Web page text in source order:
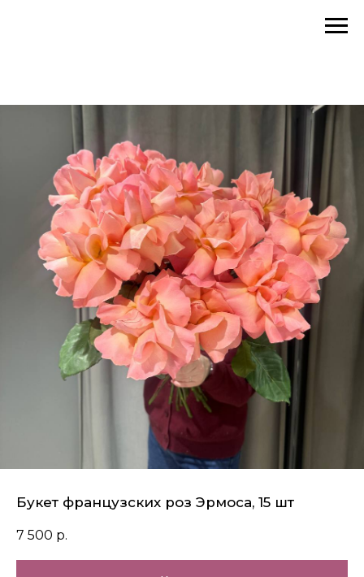
Букет французских роз Эрмоса, 15 шт
7 500 р.